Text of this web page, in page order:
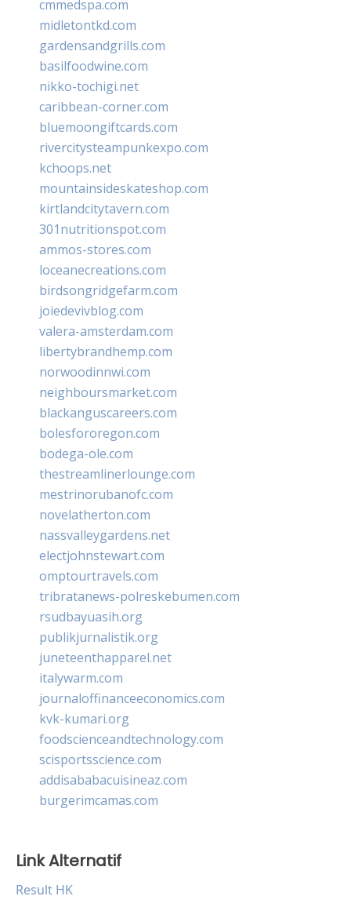
cmmedspa.com
midletontkd.com
gardensandgrills.com
basilfoodwine.com
nikko-tochigi.net
caribbean-corner.com
bluemoongiftcards.com
rivercitysteampunkexpo.com
kchoops.net
mountainsideskateshop.com
kirtlandcitytavern.com
301nutritionspot.com
ammos-stores.com
loceanecreations.com
birdsongridgefarm.com
joiedevivblog.com
valera-amsterdam.com
libertybrandhemp.com
norwoodinnwi.com
neighboursmarket.com
blackanguscareers.com
bolesfororegon.com
bodega-ole.com
thestreamlinerlounge.com
mestrinorubanofc.com
novelatherton.com
nassvalleygardens.net
electjohnstewart.com
omptourtravels.com
tribratanews-polreskebumen.com
rsudbayuasih.org
publikjurnalistik.org
juneteenthapparel.net
italywarm.com
journaloffinanceeconomics.com
kvk-kumari.org
foodscienceandtechnology.com
scisportsscience.com
addisababacuisineaz.com
burgerimcamas.com
Link Alternatif
Result HK